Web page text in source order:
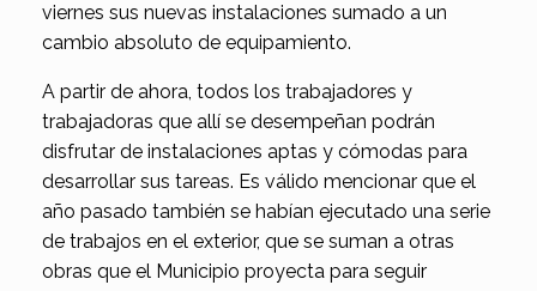
viernes sus nuevas instalaciones sumado a un
cambio absoluto de equipamiento.
A partir de ahora, todos los trabajadores y
trabajadoras que allí se desempeñan podrán
disfrutar de instalaciones aptas y cómodas para
desarrollar sus tareas. Es válido mencionar que el
año pasado también se habían ejecutado una serie
de trabajos en el exterior, que se suman a otras
obras que el Municipio proyecta para seguir